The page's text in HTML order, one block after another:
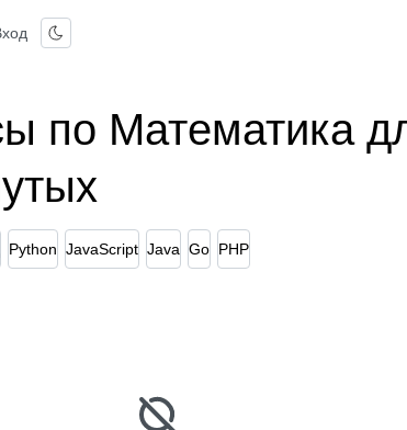
по Математика
Python JavaScript Java Go PHP